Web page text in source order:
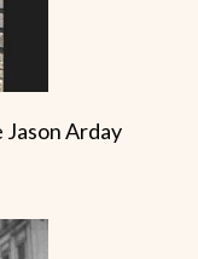
Jason Arday